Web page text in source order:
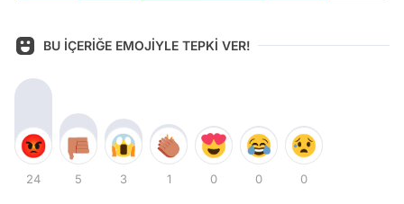
BU İÇERİĞE EMOJİYLE TEPKİ VER!
24 5 3 1 0 0 0